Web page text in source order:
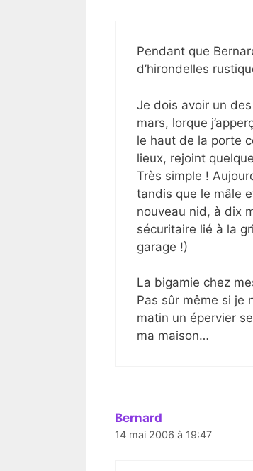
Pendant que
d’hirondelles
Je dois avoir un
mars, lorque
le haut de la porte
lieux, rejoint
Très simple !
tandis que le mâle
nouveau nid, à dix
sécuritaire lié à la
garage !)
La bigamie chez
Pas sûr même si je
matin un épervier
ma maison…
Bernard
14 mai 2006 à 19:47